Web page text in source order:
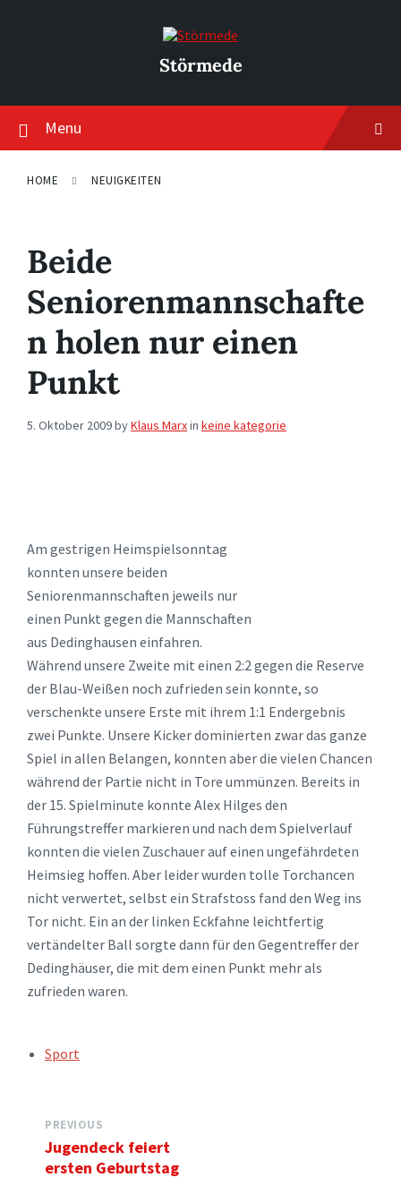
Störmede
Menu
HOME NEUIGKEITEN
Beide
Seniorenmannschafte
n holen nur einen
Punkt
5. Oktober 2009byKlaus Marxin keine kategorie
Am gestrigen Heimspielsonntag
konnten unsere beiden
Seniorenmannschaften jeweils nur
einen Punkt gegen die Mannschaften
aus Dedinghausen einfahren.
Während unsere Zweite mit einen 2:2 gegen die Reserve
der Blau-Weißen noch zufrieden sein konnte, so
verschenkte unsere Erste mit ihrem 1:1 Endergebnis
zwei Punkte. Unsere Kicker dominierten zwar das ganze
Spiel in allen Belangen, konnten aber die vielen Chancen
während der Partie nicht in Tore ummünzen. Bereits in
der 15. Spielminute konnte Alex Hilges den
Führungstreffer markieren und nach dem Spielverlauf
konnten die vielen Zuschauer auf einen ungefährdeten
Heimsieg hoffen. Aber leider wurden tolle Torchancen
nicht verwertet, selbst ein Strafstoss fand den Weg ins
Tor nicht. Ein an der linken Eckfahne leichtfertig
vertändelter Ball sorgte dann für den Gegentreffer der
Dedinghäuser, die mit dem einen Punkt mehr als
zufrieden waren.
TAGS:Sport
PREVIOUS
Jugendeck feiert
ersten Geburtstag